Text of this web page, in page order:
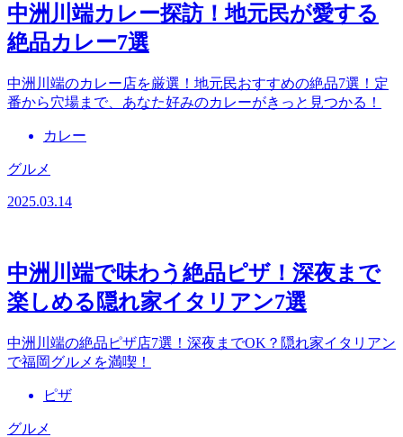
中洲川端カレー探訪！地元民が愛する
絶品カレー7選
中洲川端のカレー店を厳選！地元民おすすめの絶品7選！定
番から穴場まで、あなた好みのカレーがきっと見つかる！
カレー
グルメ
2025.03.14
中洲川端で味わう絶品ピザ！深夜まで
楽しめる隠れ家イタリアン7選
中洲川端の絶品ピザ店7選！深夜までOK？隠れ家イタリアン
で福岡グルメを満喫！
ピザ
グルメ